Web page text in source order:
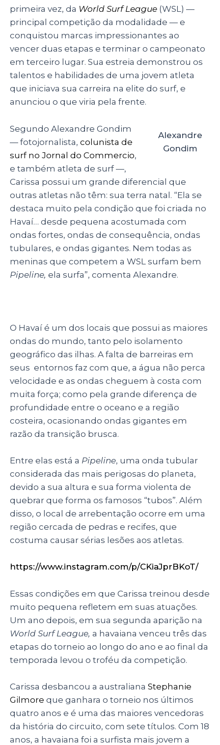
primeira vez, da World Surf League (WSL) —
principal competição da modalidade — e
conquistou marcas impressionantes ao
vencer duas etapas e terminar o campeonato
em terceiro lugar. Sua estreia demonstrou os
talentos e habilidades de uma jovem atleta
que iniciava sua carreira na elite do surf, e
anunciou o que viria pela frente.
Alexandre
Gondim
Segundo Alexandre Gondim
— fotojornalista, colunista de
surf no Jornal do Commercio,
e também atleta de surf —,
Carissa possui um grande diferencial que
outras atletas não têm: sua terra natal. “Ela se
destaca muito pela condição que foi criada no
Havaí… desde pequena acostumada com
ondas fortes, ondas de consequência, ondas
tubulares, e ondas gigantes. Nem todas as
meninas que competem a WSL surfam bem
Pipeline, ela surfa”, comenta Alexandre.
O Havaí é um dos locais que possui as maiores
ondas do mundo, tanto pelo isolamento
geográfico das ilhas. A falta de barreiras em
seus entornos faz com que, a água não perca
velocidade e as ondas cheguem à costa com
muita força; como pela grande diferença de
profundidade entre o oceano e a região
costeira, ocasionando ondas gigantes em
razão da transição brusca.
Entre elas está a Pipeline, uma onda tubular
considerada das mais perigosas do planeta,
devido a sua altura e sua forma violenta de
quebrar que forma os famosos “tubos”. Além
disso, o local de arrebentação ocorre em uma
região cercada de pedras e recifes, que
costuma causar sérias lesões aos atletas.
https://www.instagram.com/p/CKiaJprBKoT/
Essas condições em que Carissa treinou desde
muito pequena refletem em suas atuações.
Um ano depois, em sua segunda aparição na
World Surf League, a havaiana venceu três das
etapas do torneio ao longo do ano e ao final da
temporada levou o troféu da competição.
Carissa desbancou a australiana Stephanie
Gilmore que ganhara o torneio nos últimos
quatro anos e é uma das maiores vencedoras
da história do circuito, com sete títulos. Com 18
anos, a havaiana foi a surfista mais jovem a